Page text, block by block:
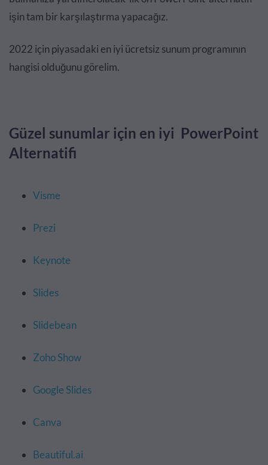
işin tam bir karşılaştırma yapacağız.
2022 için piyasadaki en iyi ücretsiz sunum programının
hangisi olduğunu görelim.
Güzel sunumlar için en iyi PowerPoint
Alternatifi
Visme
Prezi
Keynote
Slides
Slidebean
Zoho Show
Google Slides
Canva
Beautiful.ai